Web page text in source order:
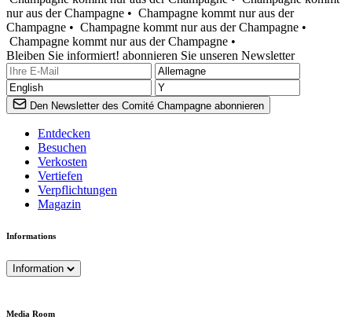
nur aus der Champagne • Champagne kommt nur aus der
Champagne • Champagne kommt nur aus der Champagne •
Champagne kommt nur aus der Champagne •
Bleiben Sie informiert! abonnieren Sie unseren Newsletter
Den Newsletter des Comité Champagne abonnieren
Entdecken
Besuchen
Verkosten
Vertiefen
Verpflichtungen
Magazin
Informations
Information
Media Room